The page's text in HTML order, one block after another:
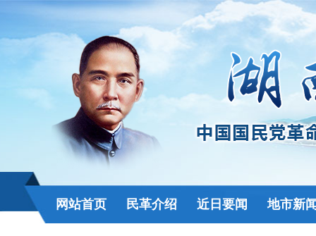
网站首页 民革介绍 近日要闻 地市新